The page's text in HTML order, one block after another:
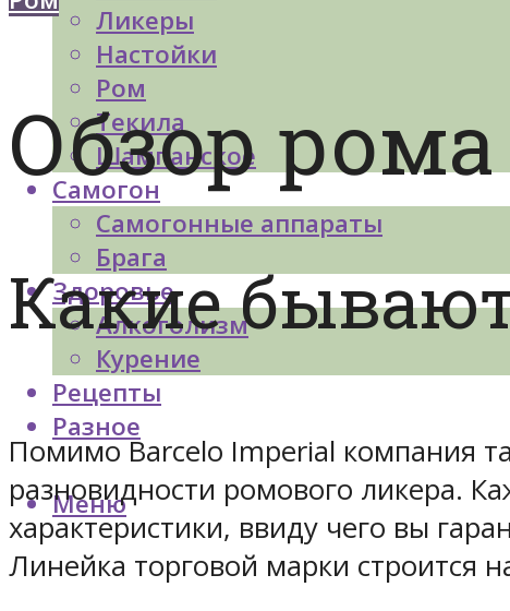
Ликеры
Настойки
Ром
Текила
Шампанское
Самогон
Самогонные аппараты
Брага
Здоровье
Алкоголизм
Курение
Рецепты
Разное
Меню
Обзор
Какие
Помимо Barcelo Imperial компания
разновидности ромового ликера.
характеристики, ввиду чего вы
Линейка торговой марки строится